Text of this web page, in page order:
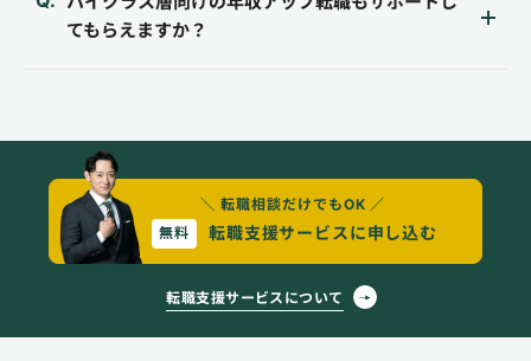
てもらえますか？
＼ 転職相談だけでもOK ／
無料
転職支援サービスに申し込む
転職支援サービスについて